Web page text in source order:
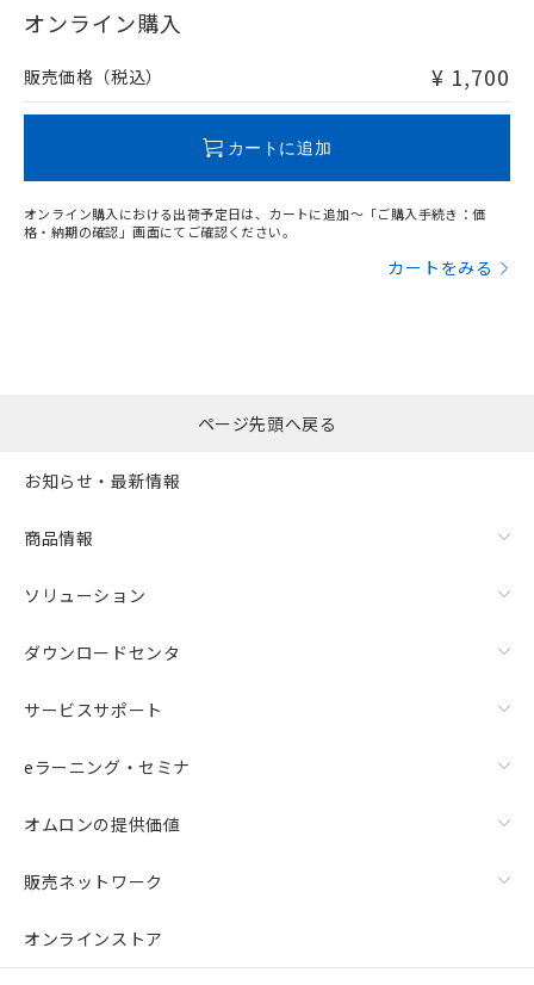
在庫等で未対応品が混在する可能性があります。
問い合わせください。
オンライン購入
販売価格（税込） ¥ 1,700
カートに追加
オンライン購入における出荷予定日は、カートに追加～「ご購入手続き：価
格・納期の確認」画面にてご確認ください。
カートをみる
ページ先頭へ戻る
お知らせ・最新情報
商品情報
ソリューション
ダウンロードセンタ
サービスサポート
eラーニング・セミナ
オムロンの提供価値
販売ネットワーク
オンラインストア